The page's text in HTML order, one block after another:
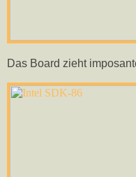
Das Board zieht